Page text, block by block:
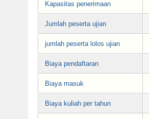
Kapasitas penerimaan
Jumlah peserta ujian
jumlah peserta lolos ujian
Biaya pendaftaran
Biaya masuk
Biaya kuliah per tahun